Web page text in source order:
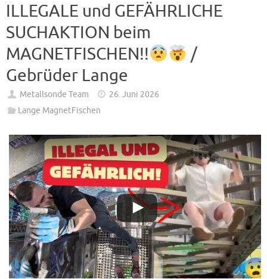
ILLEGALE und GEFÄHRLICHE
SUCHAKTION beim
MAGNETFISCHEN!!
/
Gebrüder Lange
Metallsonde Team
26. Juni 2026
Lange MagnetFischen